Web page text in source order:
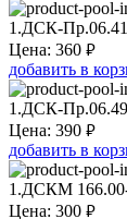
1.ДСК-
Цена: 360 ₽
добавить в
1.ДСК-
Цена: 390 ₽
добавить в
1.ДСКМ 166.00-
Цена: 300 ₽